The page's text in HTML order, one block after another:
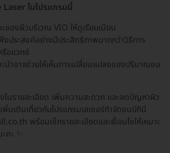
Laser ในโปรแกรมนี้
องผิวบริเวณ VIO ให้ดูเรียบเนียน
ประสงค์อย่างมีประสิทธิภาพมากกว่าวิธีการ
รือแวกซ์
นำอาจช่วยให้เห็นการเปลี่ยนแปลงของปริมาณขน
นรายละเอียด เพิ่มความสะดวก และลดปัญหาผิว
มเติมเกี่ยวกับโปรแกรมเลเซอร์กำจัดขนบิกินี
พร้อมเช็กรายละเอียดและเงื่อนไขให้เหมาะ
ะ ✨